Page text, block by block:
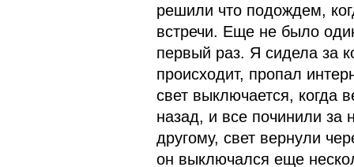
решили что подождем,
встречи. Еще не было
первый раз. Я сидела за
происходит, пропал
свет выключается, когда
назад, и все починили за
другому, свет вернули
он выключался еще